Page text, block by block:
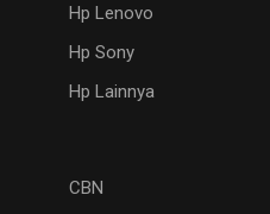
Hp Lenovo
Hp Sony
Hp Lainnya
CBN